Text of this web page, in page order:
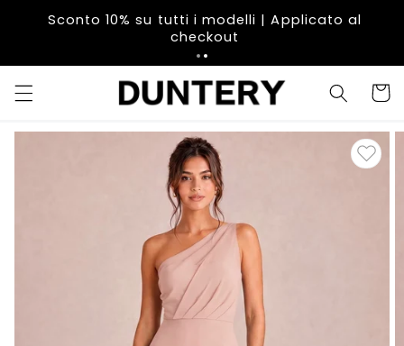
Sconto 10% su tutti i modelli | Applicato al
checkout
Passa alle